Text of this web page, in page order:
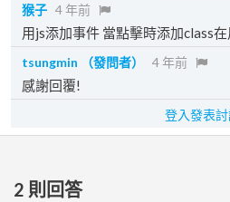
猴子 4 年前
用js添加事件 當點擊時添加class
tsungmin （發問者） 4 年前
感謝回覆!
登入發表
2 則回答